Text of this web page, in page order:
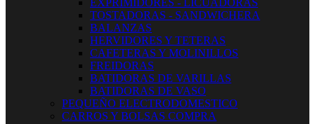
EXPRIMIDORES - LICUADORAS
TOSTADORAS - SANDWICHERA
BALANZAS
HERVIDORES Y TETERAS
CAFETERAS Y MOLINILLOS
FREIDORAS
BATIDORAS DE VARILLAS
BATIDORAS DE VASO
PEQUEÑO ELECTRODOMESTICO
CARROS Y BOLSAS COMPRA